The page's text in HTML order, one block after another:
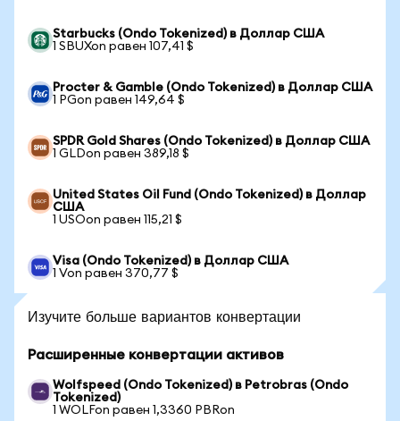
Starbucks (Ondo Tokenized) в Доллар США
1 SBUXon равен 107,41 $
Procter & Gamble (Ondo Tokenized) в Доллар США
1 PGon равен 149,64 $
SPDR Gold Shares (Ondo Tokenized) в Доллар США
1 GLDon равен 389,18 $
United States Oil Fund (Ondo Tokenized) в Доллар
США
1 USOon равен 115,21 $
Visa (Ondo Tokenized) в Доллар США
1 Von равен 370,77 $
Изучите больше вариантов конвертации
Расширенные конвертации активов
Wolfspeed (Ondo Tokenized) в Petrobras (Ondo
Tokenized)
1 WOLFon равен 1,3360 PBRon